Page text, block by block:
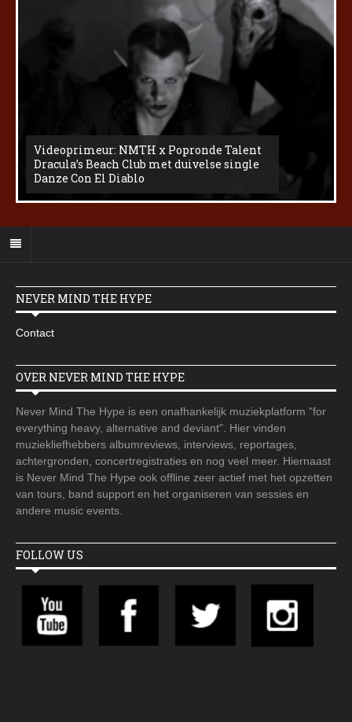
Videoprimeur: NMTH x Popronde Talent
Dracula’s Beach Club met duivelse single
Danze Con El Diablo
NEVER MIND THE HYPE
Contact
OVER NEVER MIND THE HYPE
Never Mind The Hype is een onafhankelijk muziekplatform "for
everything heavy, alternative and deviant". Hier vinden
muziekliefhebbers albumreviews, interviews, reportages,
achtergronden, concertregistraties en nog veel meer. Hiernaast
is Never Mind The Hype ook offline zeer actief met het opzetten
van tours, band support en het organiseren van sessies en
andere music events.
FOLLOW US